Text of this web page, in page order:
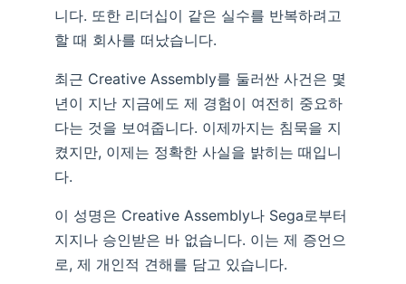
니다. 또한 리더십이 같은 실수를 반복하려고
할 때 회사를 떠났습니다.
최근 Creative Assembly를 둘러싼 사건은 몇
년이 지난 지금에도 제 경험이 여전히 중요하
다는 것을 보여줍니다. 이제까지는 침묵을 지
켰지만, 이제는 정확한 사실을 밝히는 때입니
다.
이 성명은 Creative Assembly나 Sega로부터
지지나 승인받은 바 없습니다. 이는 제 증언으
로, 제 개인적 견해를 담고 있습니다.